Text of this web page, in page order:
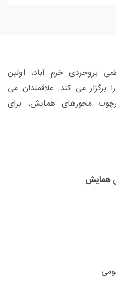
بروجردی خرم آباد، اولین
را برگزار می کند. علاقمندان می
محورهای همایش، برای
همایش